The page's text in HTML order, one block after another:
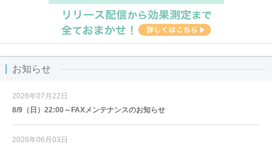
お知らせ
2026年07月22日
8/9（日）22:00～FAXメンテナンスのお知らせ
2026年06月03日